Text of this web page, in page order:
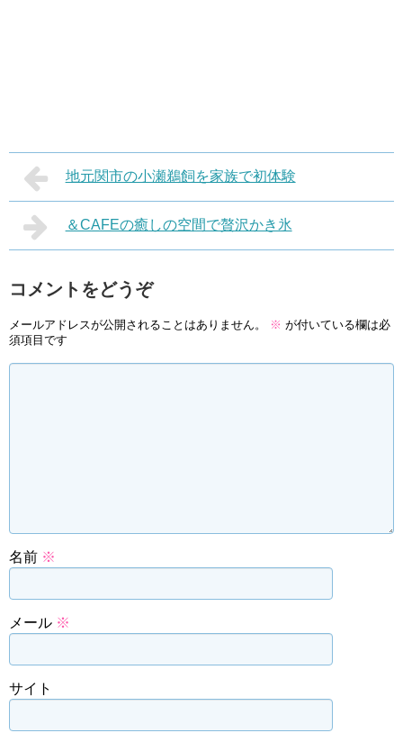
地元関市の小瀬鵜飼を家族で初体験
＆CAFEの癒しの空間で贅沢かき氷
コメントをどうぞ
メールアドレスが公開されることはありません。 ※ が付いている欄は必
須項目です
名前 ※
メール ※
サイト